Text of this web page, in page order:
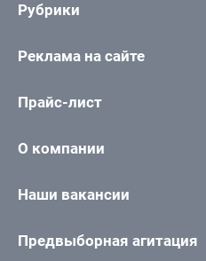
Рубрики
Реклама на сайте
Прайс-лист
О компании
Наши вакансии
Предвыборная агитация